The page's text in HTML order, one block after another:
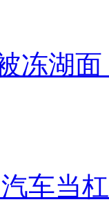
冻湖
车当